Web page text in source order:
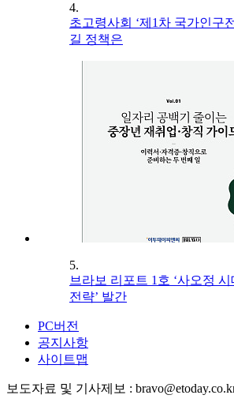
4.
초고령사회 ‘제1차 국가인구
길 정책은
5.
브라보 리포트 1호 ‘사오정 시
전략’ 발간
PC버전
공지사항
사이트맵
보도자료 및 기사제보 :